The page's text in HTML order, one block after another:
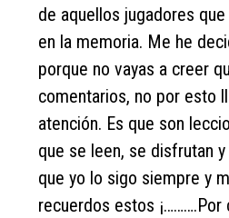
de aquellos jugadores
en la memoria. Me he
porque no vayas a creer
comentarios, no por esto
atención. Es que son
que se leen, se disfrutan
que yo lo sigo siempre y
recuerdos estos